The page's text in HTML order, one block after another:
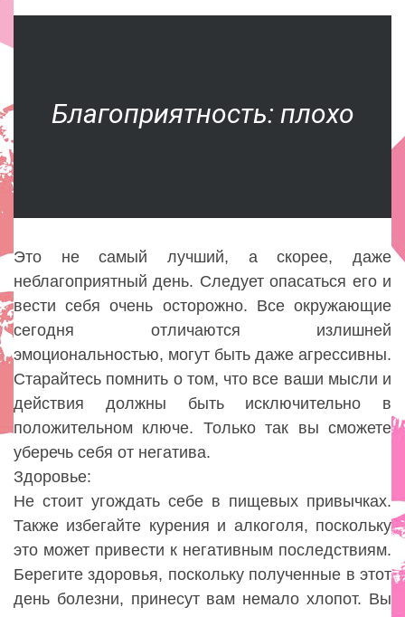
Благоприятность: плохо
Это не самый лучший, а скорее, даже
неблагоприятный день. Следует опасаться его и
вести себя очень осторожно. Все окружающие
сегодня отличаются излишней
эмоциональностью, могут быть даже агрессивны.
Старайтесь помнить о том, что все ваши мысли и
действия должны быть исключительно в
положительном ключе. Только так вы сможете
уберечь себя от негатива.
Здоровье:
Не стоит угождать себе в пищевых привычках.
Также избегайте курения и алкоголя, поскольку
это может привести к негативным последствиям.
Берегите здоровья, поскольку полученные в этот
день болезни, принесут вам немало хлопот. Вы